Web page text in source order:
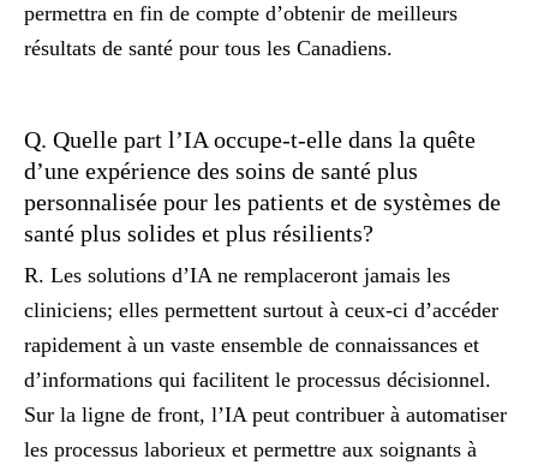
permettra en fin de compte d’obtenir de meilleurs
résultats de santé pour tous les Canadiens.
Q. Quelle part l’IA occupe-t-elle dans la quête
d’une expérience des soins de santé plus
personnalisée pour les patients et de systèmes de
santé plus solides et plus résilients?
R. Les solutions d’IA ne remplaceront jamais les
cliniciens; elles permettent surtout à ceux-ci d’accéder
rapidement à un vaste ensemble de connaissances et
d’informations qui facilitent le processus décisionnel.
Sur la ligne de front, l’IA peut contribuer à automatiser
les processus laborieux et permettre aux soignants à